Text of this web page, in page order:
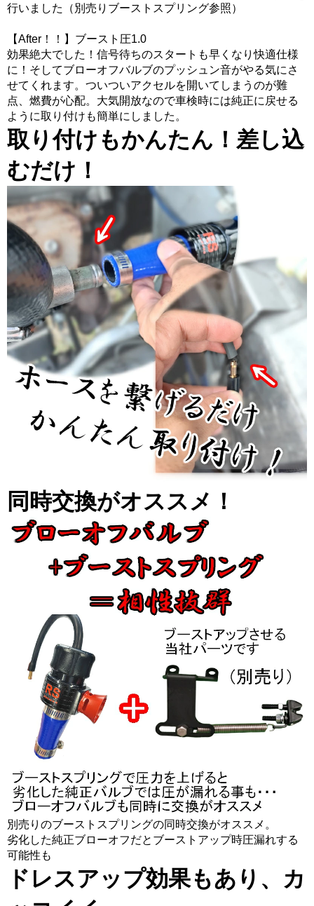
行いました（別売りブーストスプリング参照）
【After！！】ブースト圧1.0
効果絶大でした！信号待ちのスタートも早くなり快適仕様
に！そしてブローオフバルブのプッシュン音がやる気にさ
せてくれます。ついついアクセルを開いてしまうのが難
点、燃費が心配。大気開放なので車検時には純正に戻せる
ように取り付けも簡単にしました。
取り付けもかんたん！差し込
むだけ！
同時交換がオススメ！
別売りのブーストスプリングの同時交換がオススメ。
劣化した純正ブローオフだとブーストアップ時圧漏れする
可能性も
ドレスアップ効果もあり、カ